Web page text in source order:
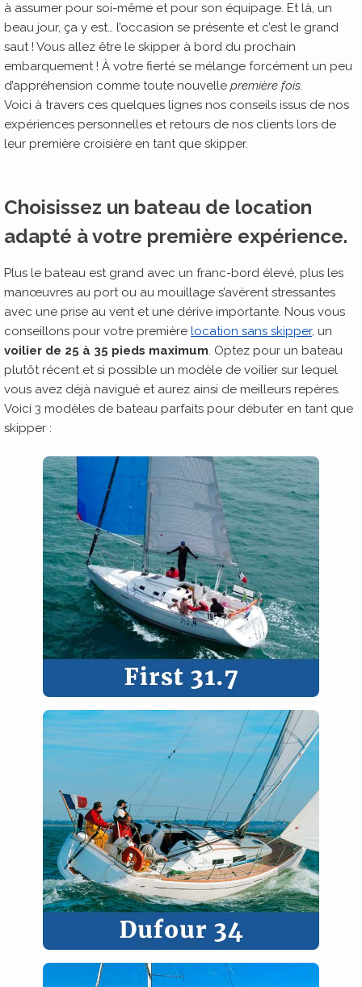
à assumer pour soi-même et pour son équipage. Et là, un
beau jour, ça y est… l’occasion se présente et c’est le grand
saut ! Vous allez être le skipper à bord du prochain
embarquement ! À votre fierté se mélange forcément un peu
d’appréhension comme toute nouvelle première fois.
Voici à travers ces quelques lignes nos conseils issus de nos
expériences personnelles et retours de nos clients lors de
leur première croisière en tant que skipper.
Choisissez un bateau de location
adapté à votre première expérience.
Plus le bateau est grand avec un franc-bord élevé, plus les
manœuvres au port ou au mouillage s’avèrent stressantes
avec une prise au vent et une dérive importante. Nous vous
conseillons pour votre première location sans skipper, un
voilier de 25 à 35 pieds maximum. Optez pour un bateau
plutôt récent et si possible un modèle de voilier sur lequel
vous avez déjà navigué et aurez ainsi de meilleurs repères.
Voici 3 modèles de bateau parfaits pour débuter en tant que
skipper :